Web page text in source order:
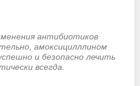
антибиотиков
амоксицилллином
и безопасно лечить
всегда.